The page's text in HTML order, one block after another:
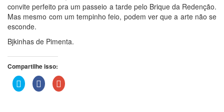
convite perfeito pra um passeio a tarde pelo Brique da Redenção.
Mas mesmo com um tempinho feio, podem ver que a arte não se
esconde.
Bjkinhas de Pimenta.
Compartilhe isso:
Clique
para
compartilhar
Clique
para
compartilhar
Compartilhe
no